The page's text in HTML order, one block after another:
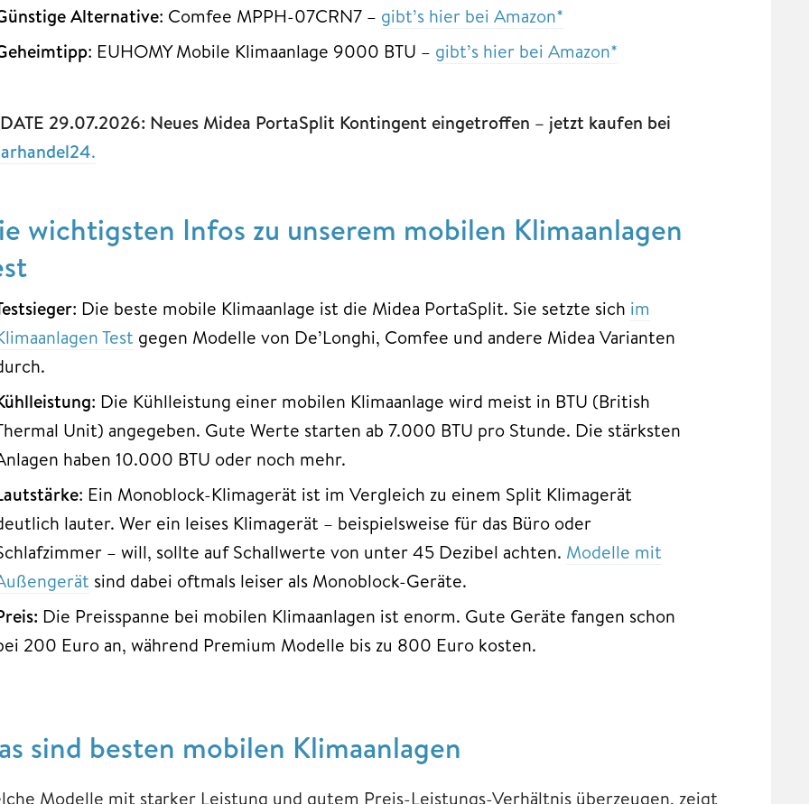
Alternative: Comfee MPPH-07CRN7 – gibt’s hier bei Amazon*
: EUHOMY Mobile Klimaanlage 9000 BTU – gibt’s hier bei Amazon*
29.07.2026: Neues Midea PortaSplit Kontingent eingetroffen – jetzt kaufen bei
.
wichtigsten Infos zu unserem mobilen Klimaanlagen
: Die beste mobile Klimaanlage ist die Midea PortaSplit. Sie setzte sich im
Test gegen Modelle von De’Longhi, Comfee und andere Midea Varianten
: Die Kühlleistung einer mobilen Klimaanlage wird meist in BTU (British
Unit) angegeben. Gute Werte starten ab 7.000 BTU pro Stunde. Die stärksten
haben 10.000 BTU oder noch mehr.
: Ein Monoblock-Klimagerät ist im Vergleich zu einem Split Klimagerät
lauter. Wer ein leises Klimagerät – beispielsweise für das Büro oder
– will, sollte auf Schallwerte von unter 45 Dezibel achten. Modelle mit
sind dabei oftmals leiser als Monoblock-Geräte.
Die Preisspanne bei mobilen Klimaanlagen ist enorm. Gute Geräte fangen schon
200 Euro an, während Premium Modelle bis zu 800 Euro kosten.
sind besten mobilen Klimaanlagen
Modelle mit starker Leistung und gutem Preis-Leistungs-Verhältnis überzeugen, zeigt